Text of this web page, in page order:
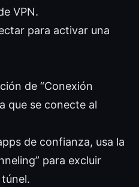
VPN.
para activar una
de “Conexión
que se conecte al
de confianza, usa la
para excluir